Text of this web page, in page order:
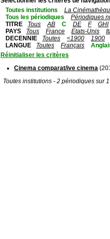
Toutes institutions
La
Tous les périodiques
Périodiques
TITRE
Tous AB C DE F
GHI
PAYS
Tous France Etats-Unis
DECENNIE
Toutes <1900
1900
LANGUE
Toutes Français
Réinitialiser les critères
Cinema comparat/ive cinema
Toutes institutions - 2 périodiques sur